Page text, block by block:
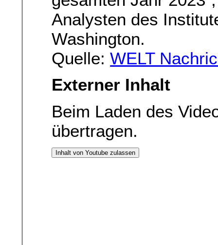
Analysten des
Washington.
Quelle:WELT
Externer Inhalt
Beim Laden des
übertragen.
Inhalt von Youtube zulassen